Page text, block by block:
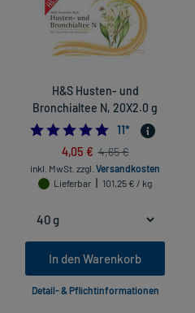
H&S Husten- und
Bronchialtee N, 20X2.0 g
11*
4,05 € 4,65 €
inkl. MwSt. zzgl. Versandkosten
Lieferbar
101,25 € / kg
In den Warenkorb
Detail- & Pflichtinformationen